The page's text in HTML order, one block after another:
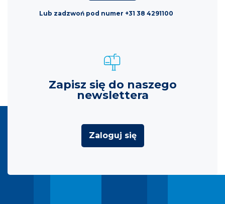
Lub zadzwoń pod numer +31 38 4291100
Zapisz się do naszego
newslettera
Zaloguj się